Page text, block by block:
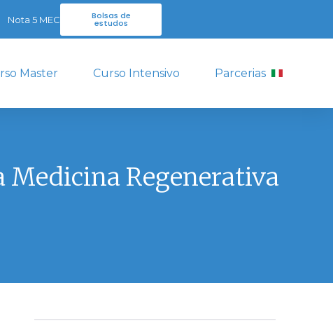
Bolsas de
estudos
Nota 5 MEC
Master Curso Intensivo Parcerias
Medicina Regenerativa